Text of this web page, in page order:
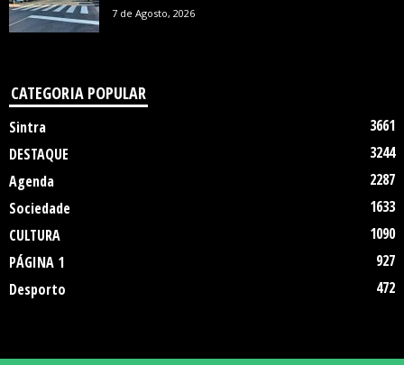
7 de Agosto, 2026
CATEGORIA POPULAR
Sintra
3661
DESTAQUE
3244
Agenda
2287
Sociedade
1633
CULTURA
1090
PÁGINA 1
927
Desporto
472